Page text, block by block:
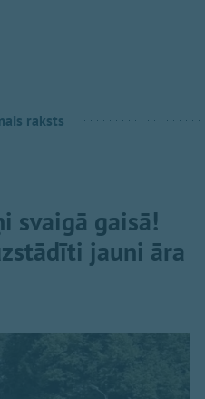
raksts
svaigā gaisā!
jauni āra